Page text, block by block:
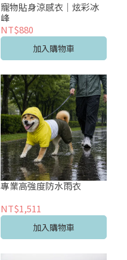
寵物貼身涼感衣｜炫彩冰
峰
NT$880
加入購物車
專業高強度防水雨衣
NT$1,511
加入購物車